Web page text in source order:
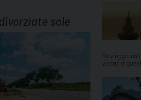
sole
Un viaggio
vivono in